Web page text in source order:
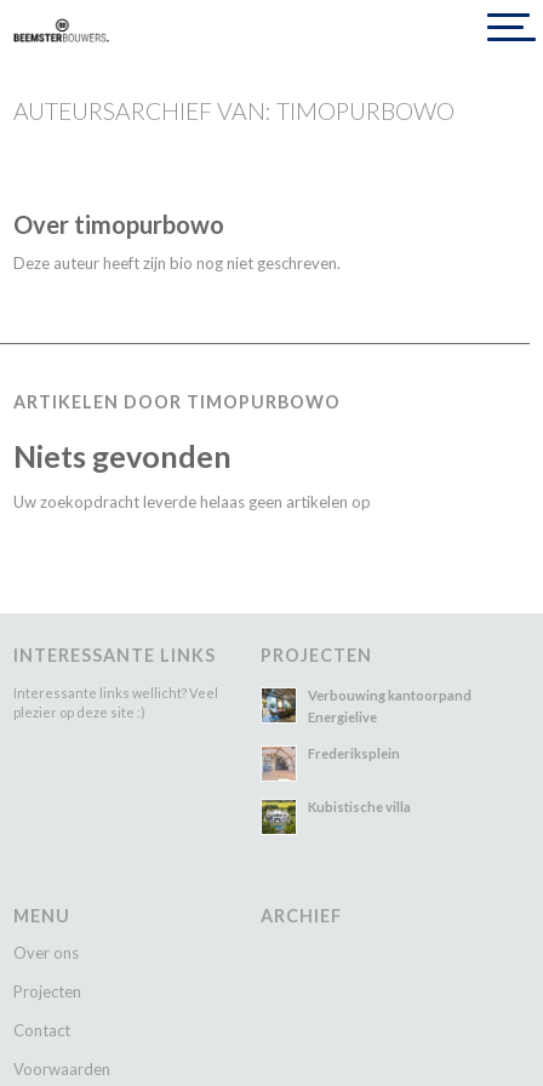
AUTEURSARCHIEF VAN: TIMOPURBOWO
Over timopurbowo
Deze auteur heeft zijn bio nog niet geschreven.
ARTIKELEN DOOR TIMOPURBOWO
Niets gevonden
Uw zoekopdracht leverde helaas geen artikelen op
INTERESSANTE LINKS
Interessante links wellicht? Veel
plezier op deze site :)
PROJECTEN
Verbouwing kantoorpand
Energielive
Frederiksplein
Kubistische villa
MENU
Over ons
Projecten
Contact
Voorwaarden
ARCHIEF